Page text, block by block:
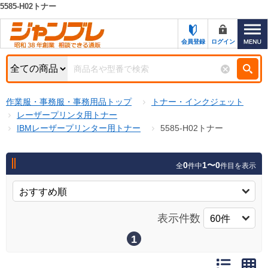
カテゴリー一覧
お知らせ
特集・キャンペーン一覧
初めての方へ
お問い合わせ
新規登録キャンペーン
キーワード検索
検索条件
商品カテゴリから選ぶ
商品ステータスで絞る
キャンペーン
5585-H02トナー
会員登録 ログイン
作業服・事務服・事務用品トップ
トナー・インクジェット
レーザープリンタ用トナー
IBMレーザープリンター用トナー
5585-H02トナー
全0件中1〜0件目を表示
表示件数
1